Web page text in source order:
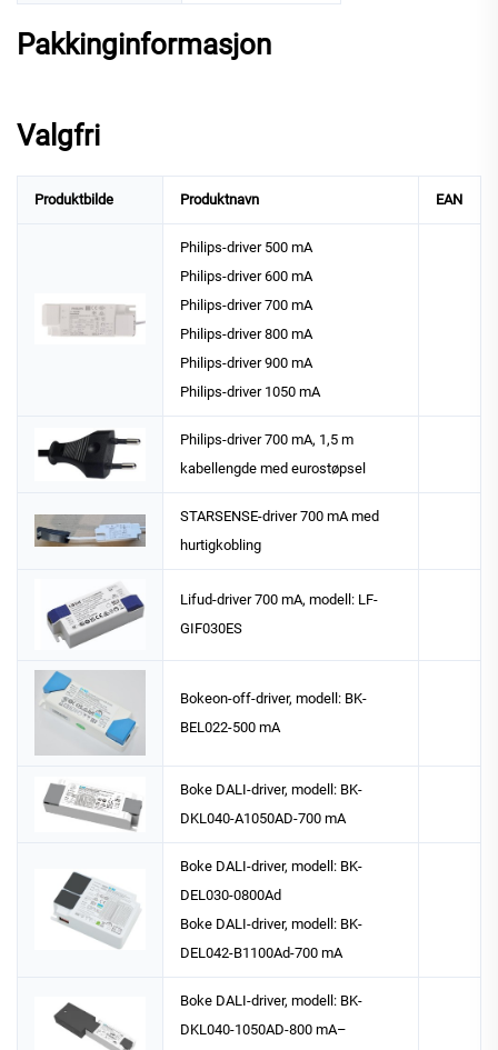
Pakkinginformasjon
Valgfri
Produktbilde Produktnavn EAN
Philips-driver 500 mA
Philips-driver 600 mA
Philips-driver 700 mA
Philips-driver 800 mA
Philips-driver 900 mA
Philips-driver 1050 mA
Philips-driver 700 mA, 1,5 m
kabellengde med eurostøpsel
STARSENSE-driver 700 mA med
hurtigkobling
Lifud-driver 700 mA, modell: LF-
GIF030ES
Bokeon-off-driver, modell: BK-
BEL022-500 mA
Boke DALI-driver, modell: BK-
DKL040-A1050AD-700 mA
Boke DALI-driver, modell: BK-
DEL030-0800Ad
Boke DALI-driver, modell: BK-
DEL042-B1100Ad-700 mA
Boke DALI-driver, modell: BK-
DKL040-1050AD-800 mA–